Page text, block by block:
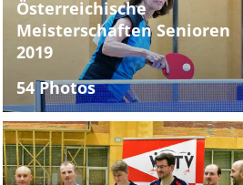
Österreichische
Meisterschaften Senioren
2019
54 Photos